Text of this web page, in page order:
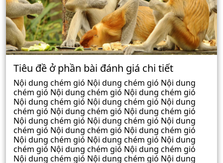
Tiêu đề ở phần bài đánh giá chi tiết
Nội dung chém gió Nội dung chém gió Nội dung
chém gió Nội dung chém gió Nội dung chém gió
Nội dung chém gió Nội dung chém gió Nội dung
chém gió Nội dung chém gió Nội dung chém gió
Nội dung chém gió Nội dung chém gió Nội dung
chém gió Nội dung chém gió Nội dung chém gió
Nội dung chém gió Nội dung chém gió Nội dung
chém gió Nội dung chém gió Nội dung chém gió
Nội dung chém gió Nội dung chém gió Nội dung